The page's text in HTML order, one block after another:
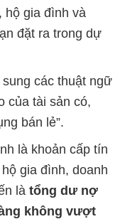
hộ gia đình và
đặt ra trong dự
các thuật ngữ
của tài sản có,
bán lẻ”.
là khoản cấp tín
gia đình, doanh
là tổng dư nợ
không vượt